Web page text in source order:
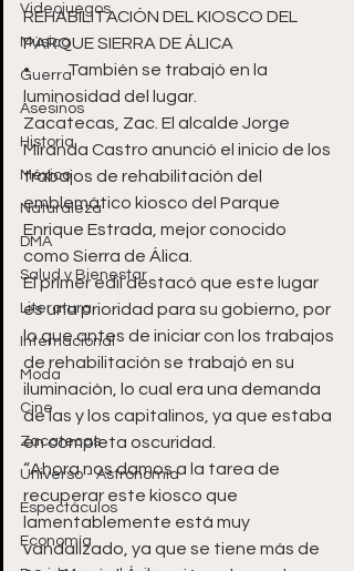
Videojuegos
Música
Guerra
Asesinos
Historia
México
Naturaleza
DMA
Salud y Bienestar
Literatura
Internacional
Moda
Cine
Zacatecas
Universo - Astronomía
Espectáculos
Economía
REHABILITACIÓN DEL KIOSCO DEL
PARQUE SIERRA DE ÁLICA
•	También se trabajó en la
luminosidad del lugar.
Zacatecas, Zac. El alcalde Jorge
Miranda Castro anunció el inicio de los
trabajos de rehabilitación del
emblemático kiosco del Parque
Enrique Estrada, mejor conocido
como Sierra de Álica.
El primer edil destacó que este lugar
es una prioridad para su gobierno, por
lo que antes de iniciar con los trabajos
de rehabilitación se trabajó en su
iluminación, lo cual era una demanda
de las y los capitalinos, ya que estaba
en completa oscuridad.
“Ahora nos damos a la tarea de
recuperar este kiosco que
lamentablemente está muy
vandalizado, ya que se tiene más de